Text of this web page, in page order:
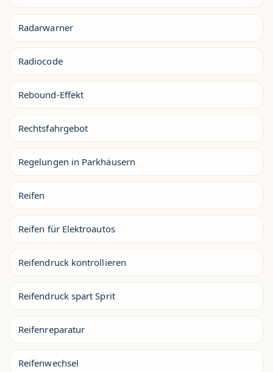
Radarwarner
Radiocode
Rebound-Effekt
Rechtsfahrgebot
Regelungen in Parkhäusern
Reifen
Reifen für Elektroautos
Reifendruck kontrollieren
Reifendruck spart Sprit
Reifenreparatur
Reifenwechsel